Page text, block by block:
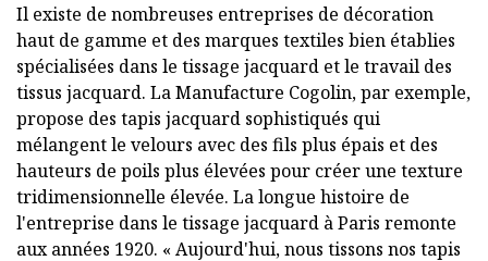
Il existe de nombreuses entreprises de décoration
haut de gamme et des marques textiles bien établies
spécialisées dans le tissage jacquard et le travail des
tissus jacquard. La Manufacture Cogolin, par exemple,
propose des tapis jacquard sophistiqués qui
mélangent le velours avec des fils plus épais et des
hauteurs de poils plus élevées pour créer une texture
tridimensionnelle élevée. La longue histoire de
l'entreprise dans le tissage jacquard à Paris remonte
aux années 1920. « Aujourd'hui, nous tissons nos tapis